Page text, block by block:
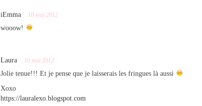
iEmma 10 mai 2012
wooow!
Laura 10 mai 2012
Jolie tenue!!! Et je pense que je laisserais les fringues là aussi
Xoxo
https://lauralexo.blogspot.com